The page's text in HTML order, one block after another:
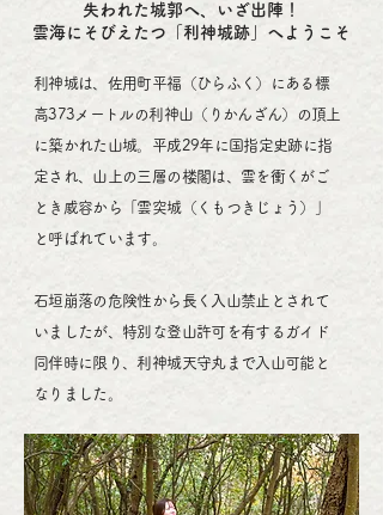
失われた城郭へ、いざ出陣！
雲海にそびえたつ「利神城跡」へようこそ
利神城は、佐用町平福（ひらふく）にある標
高373メートルの利神山（りかんざん）の頂上
に築かれた山城。平成29年に国指定史跡に指
定され、山上の三層の楼閣は、雲を衝くがご
とき威容から「雲突城（くもつきじょう）」
と呼ばれています。
石垣崩落の危険性から長く入山禁止とされて
いましたが、特別な登山許可を有するガイド
同伴時に限り、利神城天守丸まで入山可能と
なりました。